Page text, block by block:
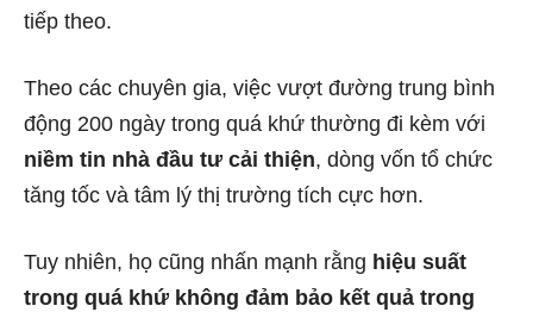
tiếp theo.
Theo các chuyên gia, việc vượt đường trung bình
động 200 ngày trong quá khứ thường đi kèm với
niềm tin nhà đầu tư cải thiện, dòng vốn tổ chức
tăng tốc và tâm lý thị trường tích cực hơn.
Tuy nhiên, họ cũng nhấn mạnh rằng hiệu suất
trong quá khứ không đảm bảo kết quả trong